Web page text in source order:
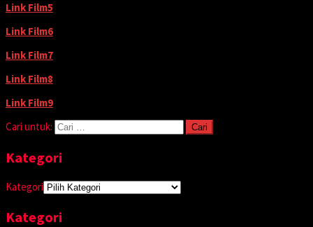
Link Film5
Link Film6
Link Film7
Link Film8
Link Film9
Cari untuk:
Kategori
Kategori
Kategori